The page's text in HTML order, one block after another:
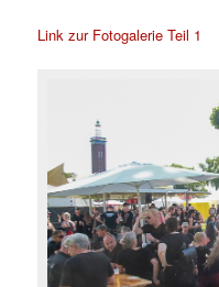
Link zur Fotogalerie Teil 1